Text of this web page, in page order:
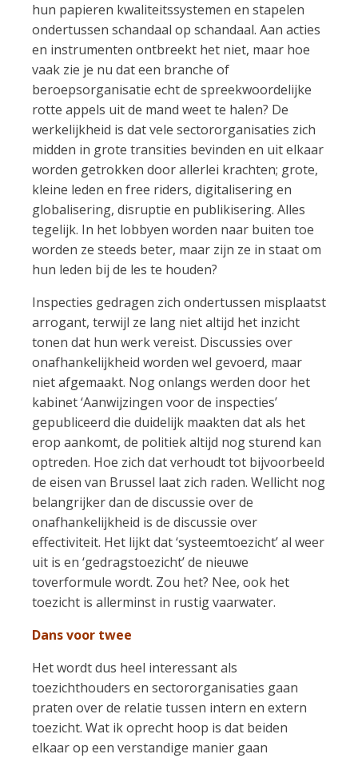
hun papieren kwaliteitssystemen en stapelen
ondertussen schandaal op schandaal. Aan acties
en instrumenten ontbreekt het niet, maar hoe
vaak zie je nu dat een branche of
beroepsorganisatie echt de spreekwoordelijke
rotte appels uit de mand weet te halen? De
werkelijkheid is dat vele sectororganisaties zich
midden in grote transities bevinden en uit elkaar
worden getrokken door allerlei krachten; grote,
kleine leden en free riders, digitalisering en
globalisering, disruptie en publikisering. Alles
tegelijk. In het lobbyen worden naar buiten toe
worden ze steeds beter, maar zijn ze in staat om
hun leden bij de les te houden?
Inspecties gedragen zich ondertussen misplaatst
arrogant, terwijl ze lang niet altijd het inzicht
tonen dat hun werk vereist. Discussies over
onafhankelijkheid worden wel gevoerd, maar
niet afgemaakt. Nog onlangs werden door het
kabinet ‘Aanwijzingen voor de inspecties’
gepubliceerd die duidelijk maakten dat als het
erop aankomt, de politiek altijd nog sturend kan
optreden. Hoe zich dat verhoudt tot bijvoorbeeld
de eisen van Brussel laat zich raden. Wellicht nog
belangrijker dan de discussie over de
onafhankelijkheid is de discussie over
effectiviteit. Het lijkt dat ‘systeemtoezicht’ al weer
uit is en ‘gedragstoezicht’ de nieuwe
toverformule wordt. Zou het? Nee, ook het
toezicht is allerminst in rustig vaarwater.
Dans voor twee
Het wordt dus heel interessant als
toezichthouders en sectororganisaties gaan
praten over de relatie tussen intern en extern
toezicht. Wat ik oprecht hoop is dat beiden
elkaar op een verstandige manier gaan